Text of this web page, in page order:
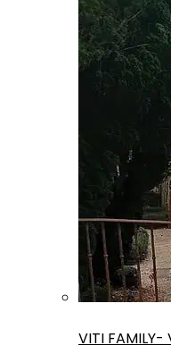
VITI FAMILY-